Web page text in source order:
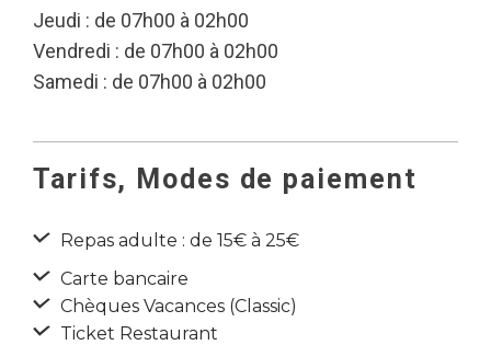
Jeudi : de 07h00 à 02h00
Vendredi : de 07h00 à 02h00
Samedi : de 07h00 à 02h00
Tarifs, Modes de paiement
Repas adulte : de 15€ à 25€
Carte bancaire
Chèques Vacances (Classic)
Ticket Restaurant